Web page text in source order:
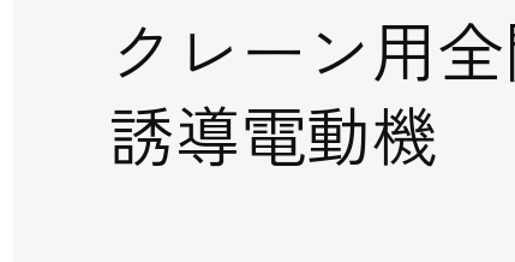
クレーン用
誘導電動機